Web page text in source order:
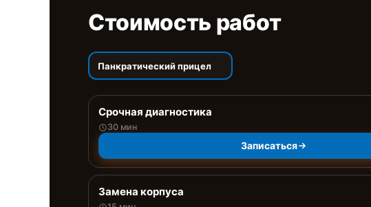
Стоимость работ
Панкратический прицел
Срочная диагностика
30 мин
Записаться
Замена корпуса